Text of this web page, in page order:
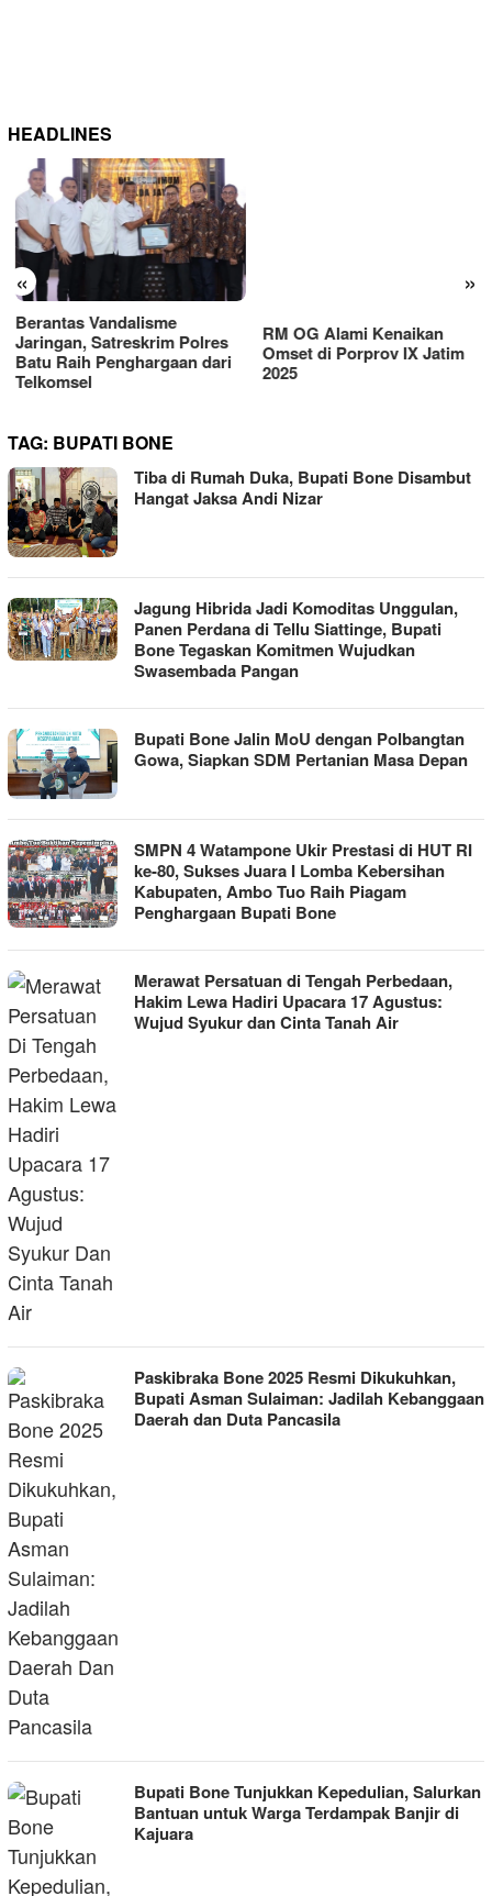
HEADLINES
« »
Berantas Vandalisme
Jaringan, Satreskrim Polres
Batu Raih Penghargaan dari
Telkomsel
TAG: BUPATI BONE
Tiba di Rumah Duka, Bupati Bone Disambut
Hangat Jaksa Andi Nizar
Jagung Hibrida Jadi Komoditas Unggulan,
Panen Perdana di Tellu Siattinge, Bupati
Bone Tegaskan Komitmen Wujudkan
Swasembada Pangan
Bupati Bone Jalin MoU dengan Polbangtan
Gowa, Siapkan SDM Pertanian Masa Depan
SMPN 4 Watampone Ukir Prestasi di HUT RI
ke-80, Sukses Juara I Lomba Kebersihan
Kabupaten, Ambo Tuo Raih Piagam
Penghargaan Bupati Bone
Merawat Persatuan di Tengah Perbedaan,
Hakim Lewa Hadiri Upacara 17 Agustus:
Wujud Syukur dan Cinta Tanah Air
Paskibraka Bone 2025 Resmi Dikukuhkan,
Bupati Asman Sulaiman: Jadilah Kebanggaan
Daerah dan Duta Pancasila
Bupati Bone Tunjukkan Kepedulian, Salurkan
Bantuan untuk Warga Terdampak Banjir di
Kajuara